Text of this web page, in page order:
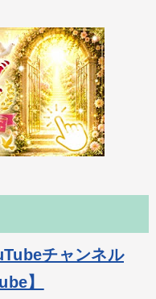
チャンネル
】